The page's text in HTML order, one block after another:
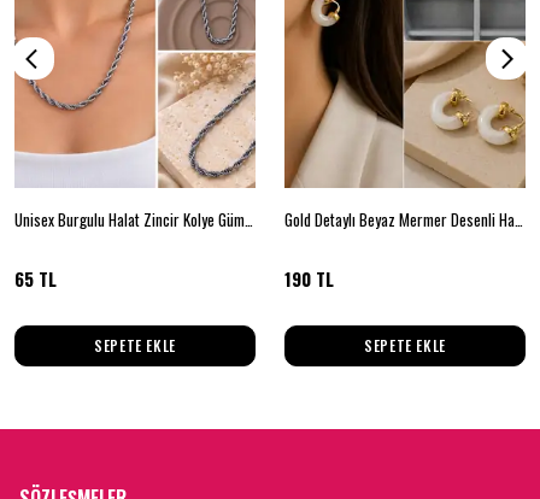
Unisex Burgulu Halat Zincir Kolye Gümüş Renk Kalın Zincir Kolye (45cm)
65 TL
SEPETE EKLE
Gold Detaylı Beyaz Mermer Desenli Halka Kadın Küpe
190 TL
SEPETE EKLE